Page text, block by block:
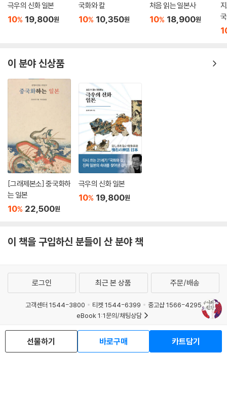
극우의 신화 일본
10% 19,800원
국화와 칼
10% 10,350원
처음 읽는 일본사
10% 18,900원
이 분야 신상품
[그래제본소] 중국화하
는 일본
10% 22,500원
극우의 신화 일본
10% 19,800원
이 책을 구입하신 분들이 산 분야 책
선물하기 바로구매 카트담기
로그인 최근 본 상품 주문/배송
고객센터 1544-3800 티켓 1544-6399
중고샵 1566-4295
eBook 1:1문의/채팅상담
예스이십사(주) 사업자 정보
이용약관
개인정보처리방침
청소년보호정책